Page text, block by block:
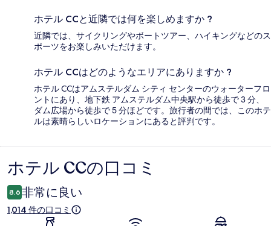
ホテル CCと近隣では何を楽しめますか ?
近隣では、サイクリングやボートツアー、ハイキングなどのス
ポーツをお楽しみいただけます。
ホテル CCはどのようなエリアにありますか ?
ホテル CCはアムステルダム シティ センターのウォーターフロ
ントにあり、地下鉄 アムステルダム中央駅から徒歩で 3 分、
ダム広場から徒歩で 5 分ほどです。旅行者の間では、このホテ
ルは素晴らしいロケーションにあると評判です。
口
コ
ミ
ホテル CCの口コミ
8.6 非常に良い
1,014 件の口コミ